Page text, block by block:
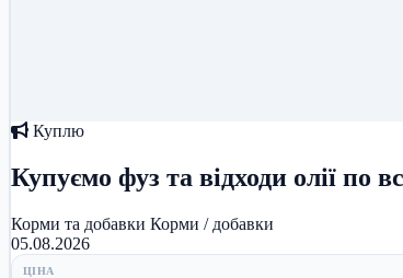
Куплю
Купуємо фуз та відходи олії по
Корми та добавки Корми / добавки
05.08.2026
ЦІНА